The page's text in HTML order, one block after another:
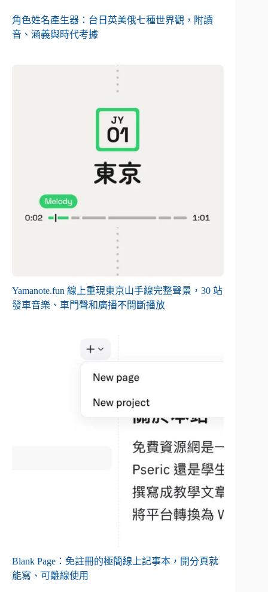
角色姓名產生器：台日英美俄七種世界觀，附讀
音、涵義與時代考據
Yamanote.fun 線上重現東京山手線完整聲景，30 站
發車音樂、車門聲和廣播不間斷播放
Blank Page：免註冊的極簡線上記事本，開分頁就
能寫、可離線使用